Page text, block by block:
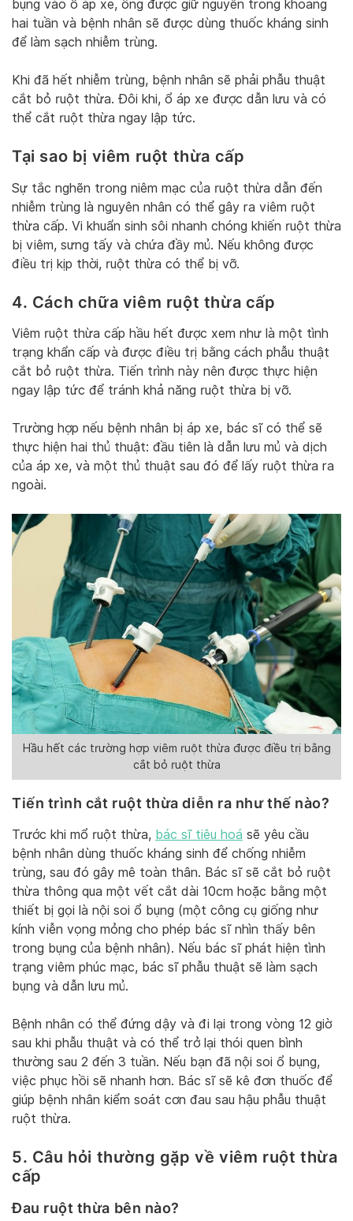
bụng vào ổ áp xe, ống được giữ nguyên trong khoảng
hai tuần và bệnh nhân sẽ được dùng thuốc kháng sinh
để làm sạch nhiễm trùng.
Khi đã hết nhiễm trùng, bệnh nhân sẽ phải phẫu thuật
cắt bỏ ruột thừa. Đôi khi, ổ áp xe được dẫn lưu và có
thể cắt ruột thừa ngay lập tức.
Tại sao bị viêm ruột thừa cấp
Sự tắc nghẽn trong niêm mạc của ruột thừa dẫn đến
nhiễm trùng là nguyên nhân có thể gây ra viêm ruột
thừa cấp. Vi khuẩn sinh sôi nhanh chóng khiến ruột thừa
bị viêm, sưng tấy và chứa đầy mủ. Nếu không được
điều trị kịp thời, ruột thừa có thể bị vỡ.
4. Cách chữa viêm ruột thừa cấp
Viêm ruột thừa cấp hầu hết được xem như là một tình
trạng khẩn cấp và được điều trị bằng cách phẫu thuật
cắt bỏ ruột thừa. Tiến trình này nên được thực hiện
ngay lập tức để tránh khả năng ruột thừa bị vỡ.
Trường hợp nếu bệnh nhân bị áp xe, bác sĩ có thể sẽ
thực hiện hai thủ thuật: đầu tiên là dẫn lưu mủ và dịch
của áp xe, và một thủ thuật sau đó để lấy ruột thừa ra
ngoài.
Hầu hết các trường hợp viêm ruột thừa được điều trị bằng
cắt bỏ ruột thừa
Tiến trình cắt ruột thừa diễn ra như thế nào?
Trước khi mổ ruột thừa, bác sĩ tiêu hoá sẽ yêu cầu
bệnh nhân dùng thuốc kháng sinh để chống nhiễm
trùng, sau đó gây mê toàn thân. Bác sĩ sẽ cắt bỏ ruột
thừa thông qua một vết cắt dài 10cm hoặc bằng một
thiết bị gọi là nội soi ổ bụng (một công cụ giống như
kính viễn vọng mỏng cho phép bác sĩ nhìn thấy bên
trong bụng của bệnh nhân). Nếu bác sĩ phát hiện tình
trạng viêm phúc mạc, bác sĩ phẫu thuật sẽ làm sạch
bụng và dẫn lưu mủ.
Bệnh nhân có thể đứng dậy và đi lại trong vòng 12 giờ
sau khi phẫu thuật và có thể trở lại thói quen bình
thường sau 2 đến 3 tuần. Nếu bạn đã nội soi ổ bụng,
việc phục hồi sẽ nhanh hơn. Bác sĩ sẽ kê đơn thuốc để
giúp bệnh nhân kiểm soát cơn đau sau hậu phẫu thuật
ruột thừa.
5. Câu hỏi thường gặp về viêm ruột thừa
cấp
Đau ruột thừa bên nào?